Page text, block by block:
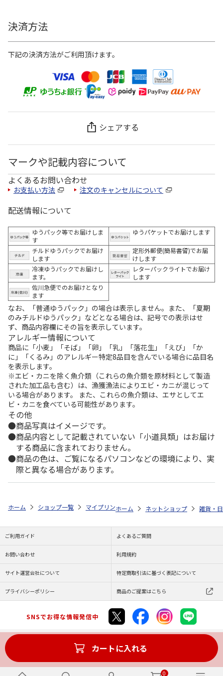
0
決済方法
下記の決済方法がご利用頂けます。
シェアする
マークや記載内容について
よくあるお問い合わせ
お支払い方法 注文のキャンセルについて
配送情報について
ゆうパック等でお届けしま
す
ゆうパケットでお届けします
チルドゆうパックでお届け
します
定形外郵便(簡易書留)でお届
けします
冷凍ゆうパックでお届けし
ます。
レターパックライトでお届け
します
佐川急便でのお届けとなり
ます
なお、「普通ゆうパック」の場合は表示しません。また、「夏期
のみチルドゆうパック」などとなる場合は、記号での表示はせ
ず、商品内容欄にその旨を表示しています。
アレルギー情報について
商品に「小麦」「そば」「卵」「乳」「落花生」「えび」「か
に」「くるみ」のアレルギー特定8品目を含んでいる場合に品目名
を表示します。
※エビ・カニを除く魚介類（これらの魚介類を原材料として製造
された加工品も含む）は、漁獲漁法によりエビ・カニが混じって
いる場合があります。 また、これらの魚介類は、エサとしてエ
ビ・カニを食べている可能性があります。
その他
商品写真はイメージです。
商品内容として記載されていない「小道具類」はお届け
する商品に含まれておりません。
商品の色は、ご覧になるパソコンなどの環境により、実
際と異なる場合があります。
カートに入れる
ホーム ショップ一覧 マイプリント ビーンズ迷子札【ミニチュア
ホーム ネットショップ 雑貨・
ご利用ガイド よくあるご質問
お問い合わせ 利用規約
サイト運営会社について 特定商取引法に基づく表記について
プライバシーポリシー 商品のご提案はこちら
SNSでお得な情報発信中